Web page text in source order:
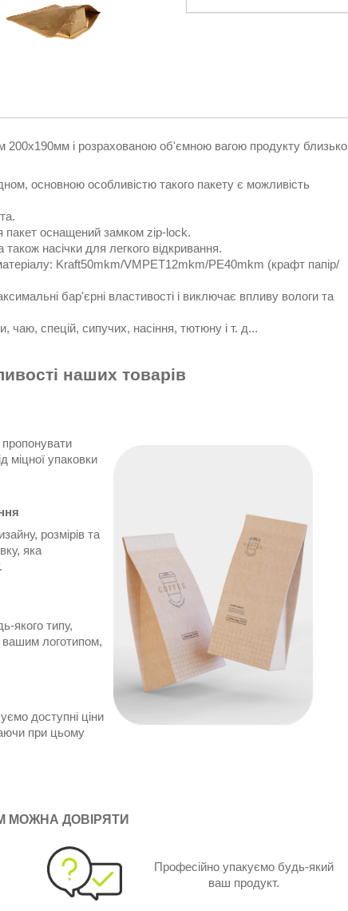
200х190мм і розрахованою об'ємною вагою продукту близько
основною особливістю такого пакету є можливість
пакет оснащений замком zip-lock.
насічки для легкого відкривання.
Kraft50mkm/VMPET12mkm/PE40mkm (крафт папір/
бар'єрні властивості і виключає впливу вологи та
чаю, спецій, сипучих, насіння, тютюну і т. д...
наших товарів
міцної упаковки
розмірів та
яка
якого типу,
вашим логотипом,
доступні ціни
при цьому
МОЖНА ДОВІРЯТИ
Професійно упакуємо будь-який
ваш продукт.